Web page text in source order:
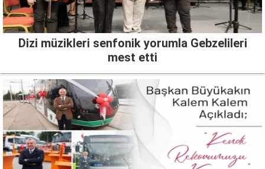
Dizi müzikleri senfonik yorumla Gebzelileri
mest etti